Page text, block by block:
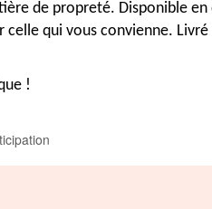
de propreté. Disponible en
qui vous convienne. Livré
!